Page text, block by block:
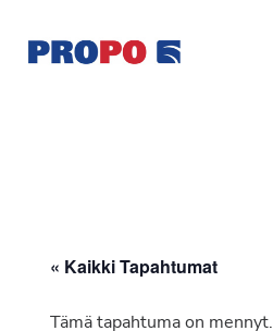
pääsisältöön
alatunnisteeseen
Ry
vuonna
« Kaikki Tapahtumat
Tämä tapahtuma on mennyt.